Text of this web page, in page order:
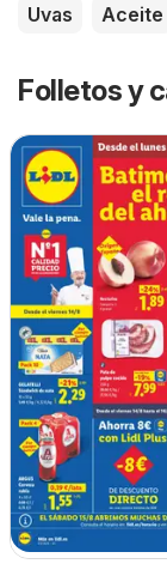
Uvas
Aceite
Folletos y